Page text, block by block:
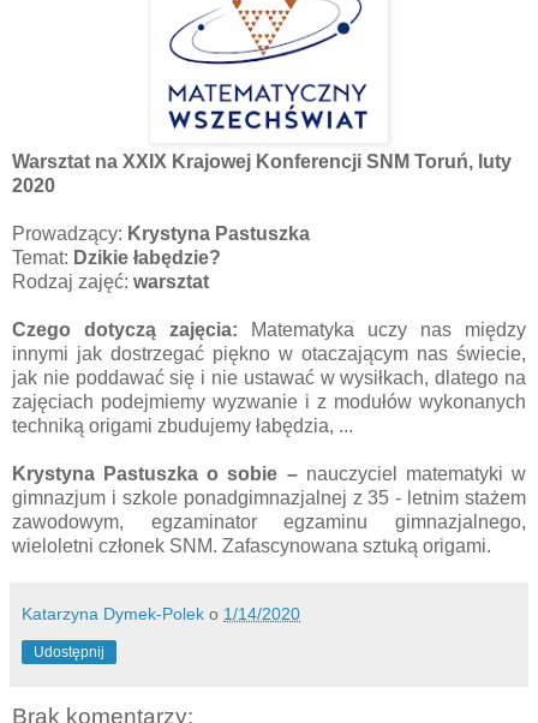
Warsztat na XXIX Krajowej Konferencji SNM Toruń, luty
2020
Prowadzący: Krystyna Pastuszka
Temat: Dzikie łabędzie?
Rodzaj zajęć: warsztat
Czego dotyczą zajęcia:
Matematyka uczy nas między
innymi jak dostrzegać piękno w otaczającym nas świecie,
jak nie poddawać się i nie ustawać w wysiłkach, dlatego na
zajęciach podejmiemy wyzwanie i z modułów wykonanych
techniką origami zbudujemy łabędzia, ...
Krystyna Pastuszka o sobie – nauczyciel matematyki w
gimnazjum i szkole ponadgimnazjalnej z 35 - letnim stażem
zawodowym, egzaminator egzaminu gimnazjalnego,
wieloletni członek SNM. Zafascynowana sztuką origami.
Katarzyna Dymek-Polek o 1/14/2020
Udostępnij
Brak komentarzy: